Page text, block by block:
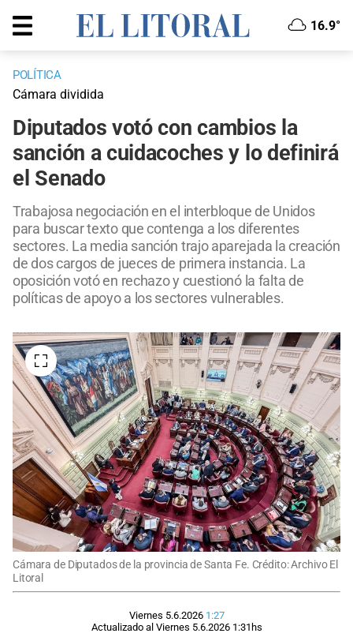
16.9°
POLÍTICA
Cámara dividida
Diputados votó con cambios la
sanción a cuidacoches y lo definirá
el Senado
Trabajosa negociación en el interbloque de Unidos
para buscar texto que contenga a los diferentes
sectores. La media sanción trajo aparejada la creación
de dos cargos de jueces de primera instancia. La
oposición votó en rechazo y cuestionó la falta de
políticas de apoyo a los sectores vulnerables.
Cámara de Diputados de la provincia de Santa Fe. Crédito: Archivo El
Litoral
Viernes 5.6.2026 1:27
Actualizado al Viernes 5.6.2026 1:31hs